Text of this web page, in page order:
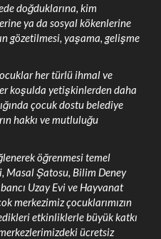
doğduklarına, kim
ya da sosyal kökenlerine
gözetilmesi, yaşama, gelişme
her türlü ihmal ve
koşulda yetişkinlerden daha
çocuk dostu belediye
hakkı ve mutluluğu
öğrenmesi temel
Masal Şatosu, Bilim Deney
Uzay Evi ve Hayvanat
merkezimiz çocuklarımızın
etkinliklerle büyük katkı
ücretsiz